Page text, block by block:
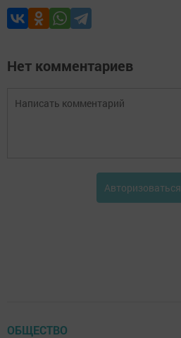
Нет комментариев
Авторизоваться
ОБЩЕСТВО